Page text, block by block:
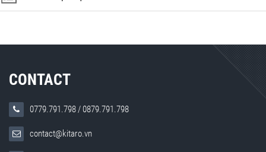
CONTACT
0779.791.798/0879.791.798
contact@kitaro.vn